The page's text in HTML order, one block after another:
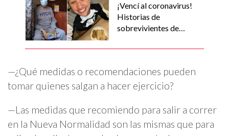
¡Vencí al coronavirus!
Historias de
sobrevivientes de
—¿Qué medidas o recomendaciones pueden
tomar quienes salgan a hacer ejercicio?
—Las medidas que recomiendo para salir a correr
en la Nueva Normalidad son las mismas que para